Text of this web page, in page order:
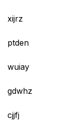
xijrz
ptden
wuiay
gdwhz
cjjfj